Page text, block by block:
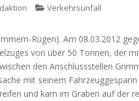
Verkehrsunfall
Rügen). Am 08.03.2012
von über 50 Tonnen, der
den Anschlussstellen
mit seinem
und kam im Graben auf der